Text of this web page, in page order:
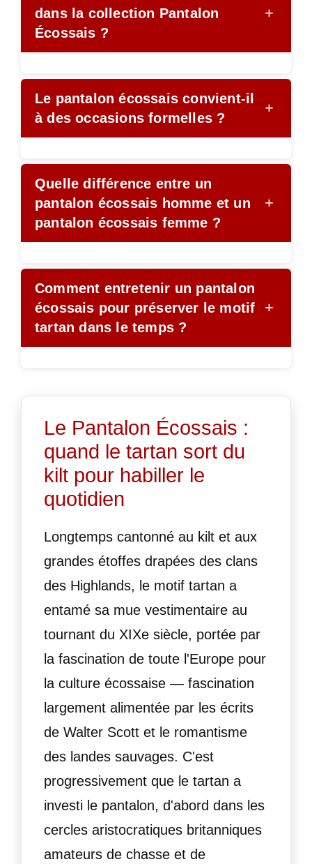
dans la collection Pantalon
Écossais ?
+
Le pantalon écossais convient-il
à des occasions formelles ?
+
Quelle différence entre un
pantalon écossais homme et un
pantalon écossais femme ?
+
Comment entretenir un pantalon
écossais pour préserver le motif
tartan dans le temps ?
+
Le Pantalon Écossais :
quand le tartan sort du
kilt pour habiller le
quotidien
Longtemps cantonné au kilt et aux
grandes étoffes drapées des clans
des Highlands, le motif tartan a
entamé sa mue vestimentaire au
tournant du XIXe siècle, portée par
la fascination de toute l'Europe pour
la culture écossaise — fascination
largement alimentée par les écrits
de Walter Scott et le romantisme
des landes sauvages. C'est
progressivement que le tartan a
investi le pantalon, d'abord dans les
cercles aristocratiques britanniques
amateurs de chasse et de